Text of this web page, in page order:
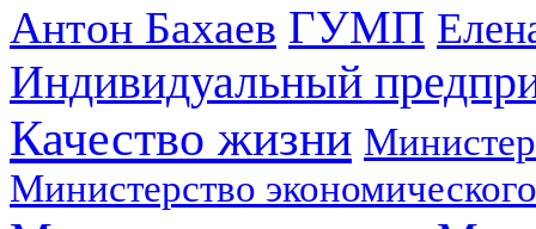
Антон Бахаев ГУМП
Индивидуальный
Качество жизни
Министерство